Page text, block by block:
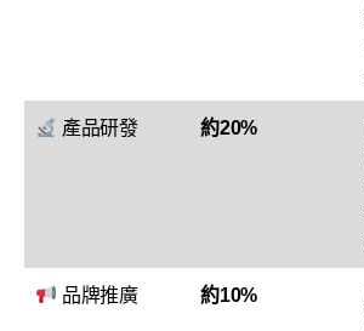
產品研發 約20%
品牌推廣 約10%